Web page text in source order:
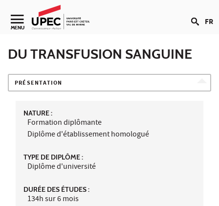
Aller au contenu
Navigation secondaire
MENU FR
DU TRANSFUSION SANGUINE
PRÉSENTATION
NATURE :
Formation diplômante
Diplôme d'établissement homologué
TYPE DE DIPLÔME :
Diplôme d'université
DURÉE DES ÉTUDES :
134h sur 6 mois